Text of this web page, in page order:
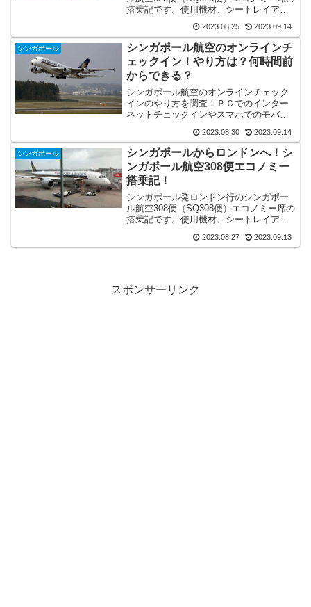
搭乗記です。使用機材、シートレイアウ
レイ、機内Wi-Fi、そして機内食の様子や
出てくるタイミングなどをご紹介
2023.08.25 2023.09.14
シンガポール
シンガポール航空のオンラインチ
ェックイン！やり方は？何時間前
からできる？
シンガポール航空のオンラインチェック
インのやり方を調査！ＰＣでのインター
ネットチェックインやスマホでのモバイ
間前からチェックインできる？必要なも
のは？やらなかったどうなる？といった
疑問にも回答！
2023.08.30 2023.09.14
シンガポール
シンガポールからロンドンへ！シ
ンガポール航空308便エコノミー
搭乗記！
シンガポール発ロンドン行のシンガポー
ル航空308便（SQ308便）エコノミー席の
搭乗記です。使用機材、シートレイアウ
レイ、機内Wi-Fi、そして機内食の様子や
2023.08.27 2023.09.13
スポンサーリンク